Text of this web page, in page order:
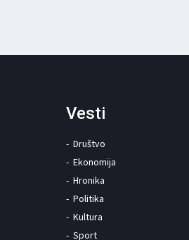
Vesti
Društvo
Ekonomija
Hronika
Politika
Kultura
Sport